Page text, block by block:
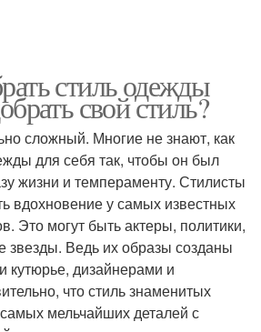
стиль одежды
свой стиль?
сложный. Многие не знают, как
для себя так, чтобы он был
жизни и темпераменту. Стилисты
вдохновение у самых известных
Это могут быть актеры, политики,
звезды. Ведь их образы созданы
дизайнерами и
что стиль знаменитых
мельчайших деталей с